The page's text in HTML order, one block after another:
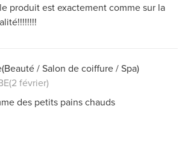
produit est exactement comme sur la
(Beauté / Salon de coiffure / Spa)
(2 février)
des petits pains chauds